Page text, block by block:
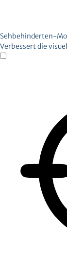
Sehbehinderten-
Verbessert die